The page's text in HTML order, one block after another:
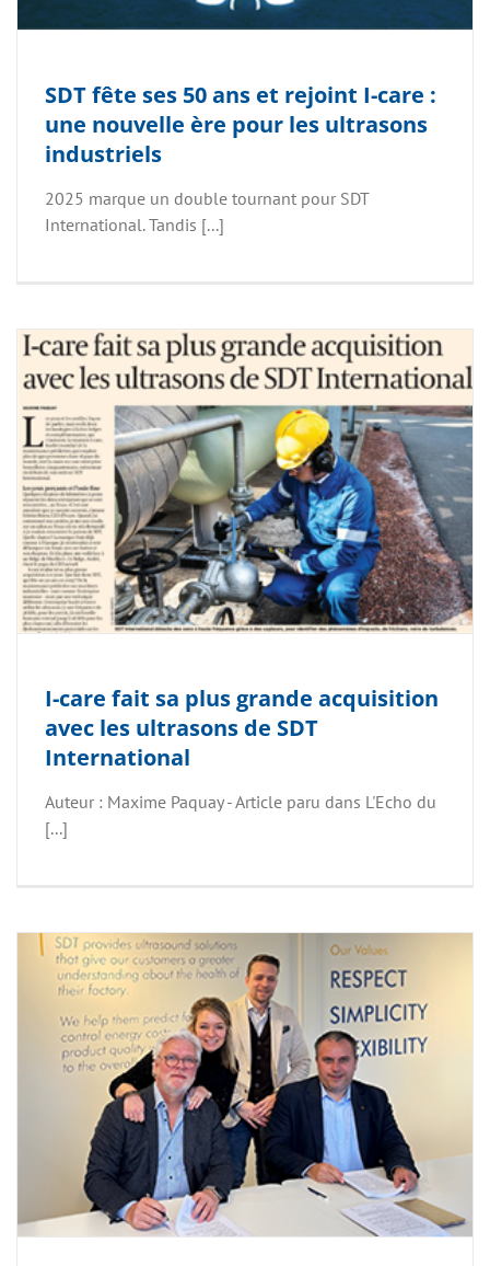
SDT fête ses 50 ans et rejoint I-care :
une nouvelle ère pour les ultrasons
industriels
2025 marque un double tournant pour SDT
International. Tandis [...]
I-care fait sa plus grande acquisition
avec les ultrasons de SDT
International
Auteur : Maxime Paquay - Article paru dans L'Echo du
[...]